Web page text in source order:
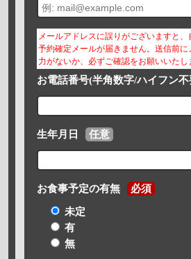
メールアドレスに誤りがございますと
予約確定メールが届きません。送信前に
力がないか、必ずご確認をお願いいたし
お電話番号(半角数字/ハイフン不
生年月日 任意
お食事予定の有無 必須
未定
有
無